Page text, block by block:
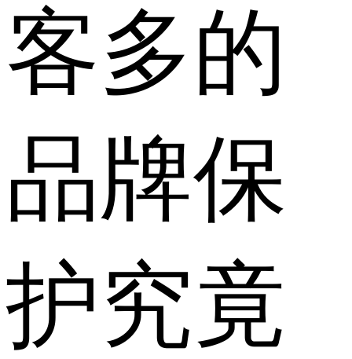
客多的
品牌保
护究竟